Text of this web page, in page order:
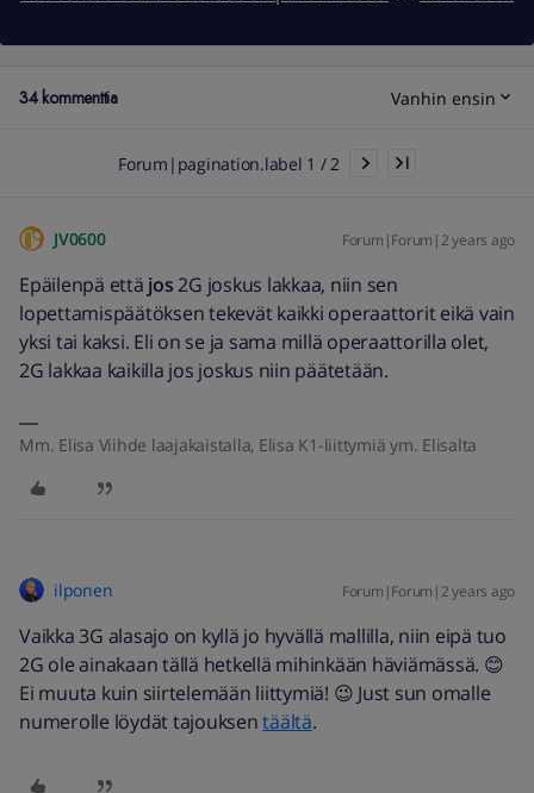
34 kommenttia Vanhin ensin
Forum|pagination.label 1 / 2
JV0600 Forum|Forum|2 years ago
Epäilenpä että jos2G joskus lakkaa, niin sen
lopettamispäätöksen tekevät kaikki operaattorit eikä vain
yksi tai kaksi. Eli on se ja sama millä operaattorilla olet,
2G lakkaa kaikilla jos joskus niin päätetään.
Mm. Elisa Viihde laajakaistalla, Elisa K1-liittymiä ym. Elisalta
ilponen Forum|Forum|2 years ago
Vaikka 3G alasajo on kyllä jo hyvällä mallilla, niin eipä tuo
2G ole ainakaan tällä hetkellä mihinkään häviämässä. 😊
Ei muuta kuin siirtelemään liittymiä! 😉 Just sun omalle
numerolle löydät tajouksentäältä.